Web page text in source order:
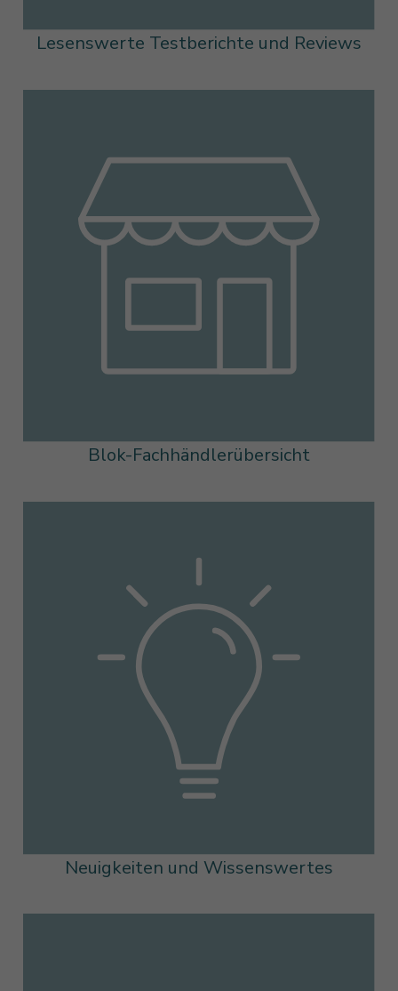
Lesenswerte Testberichte und Reviews
Blok-Fachhändlerübersicht
Neuigkeiten und Wissenswertes